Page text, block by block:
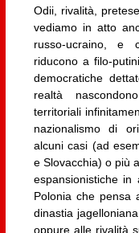
Odii, rivalità,
vediamo in atto
russo-ucraino, e
riducono a filo-
democratiche
realtà
territoriali
nazionalismo di
alcuni casi (ad
e Slovacchia) o più
espansionistiche
Polonia che pensa
dinastia
oppure alle rivalità